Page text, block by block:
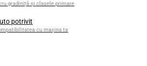
gradiniță și clasele primare
potrivit
cu mașina ta